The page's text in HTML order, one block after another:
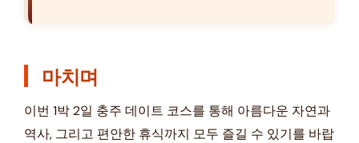
마치며
이번 1박 2일 충주 데이트 코스를 통해 아름다운 자연과
역사, 그리고 편안한 휴식까지 모두 즐길 수 있기를 바랍